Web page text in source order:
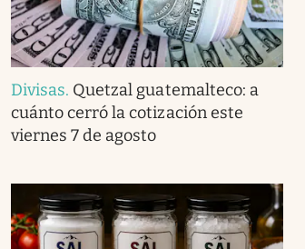
Divisas. Quetzal guatemalteco: a
cuánto cerró la cotización este
viernes 7 de agosto